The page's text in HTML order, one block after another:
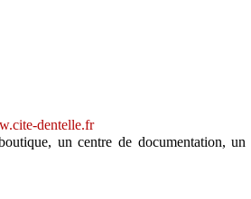
dentelle.fr
un centre de documentation, un